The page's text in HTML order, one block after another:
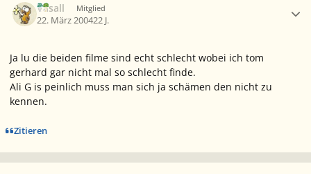
Vasall Mitglied
22. März 200422 J.
Ja lu die beiden filme sind echt schlecht wobei ich tom
gerhard gar nicht mal so schlecht finde.
Ali G is peinlich muss man sich ja schämen den nicht zu
kennen.
Zitieren